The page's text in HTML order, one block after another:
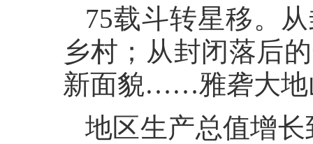
75载斗转星移。
乡村；从封闭落后
新面貌……雅砻大地
地区生产总值增长